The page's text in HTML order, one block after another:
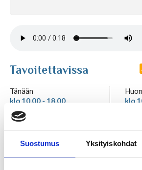
Suostumus Yksityiskohdat
Horoskooppiartikkelit
Tarot ja kartat
Kaikki Tajunnanvirta palvelut
Tajunnanvirta Numerologi
Tavoitettavissa
Tänään
klo 10.00 - 18.00
klo
Еrikoisosaaminen /